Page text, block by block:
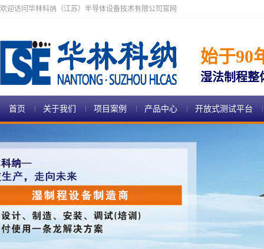
欢迎访问华林科纳（江苏）半导体设备技术有限公司官网
始于90
湿法制程整
首页 关于我们 项目案例 产品中心 开放式测试平台